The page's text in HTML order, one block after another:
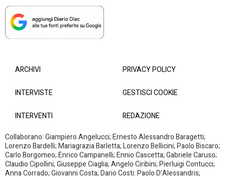
ARCHIVI
INTERVISTE
INTERVENTI
PRIVACY POLICY
GESTISCI COOKIE
REDAZIONE
Collaborano: Giampiero Angelucci; Ernesto Alessandro Baragetti;
Lorenzo Bardelli; Mariagrazia Barletta; Lorenzo Bellicini; Paolo Biscaro;
Carlo Borgomeo; Enrico Campanelli; Ennio Cascetta; Gabriele Caruso;
Claudio Cipollini; Giuseppe Ciaglia; Angelo Ciribini; Pierluigi Contucci;
Anna Corrado; Giovanni Costa; Dario Costi: Paolo D’Alessandris;